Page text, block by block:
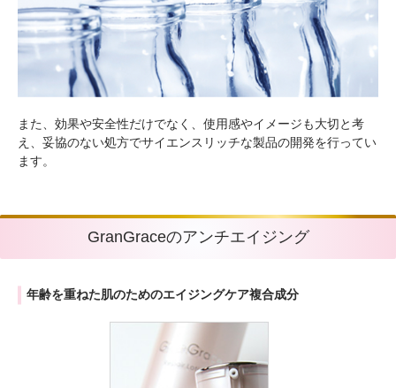
また、効果や安全性だけでなく、使用感やイメージも大切と考
え、 妥協のない処方でサイエンスリッチな製品の開発を行ってい
ます。
GranGraceのアンチエイジング
年齢を重ねた肌のためのエイジングケア複合成分